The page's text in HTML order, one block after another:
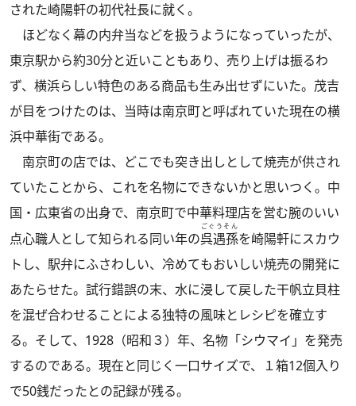
された崎陽軒の初代社長に就く。
ほどなく幕の内弁当などを扱うようになっていったが、
東京駅から約30分と近いこともあり、売り上げは振るわ
ず、横浜らしい特色のある商品も生み出せずにいた。茂吉
が目をつけたのは、当時は南京町と呼ばれていた現在の横
浜中華街である。
南京町の店では、どこでも突き出しとして焼売が供され
ていたことから、これを名物にできないかと思いつく。中
国・広東省の出身で、南京町で中華料理店を営む腕のいい
点心職人として知られる同い年の呉遇孫
ごぐうそん
を崎陽軒にスカウ
トし、駅弁にふさわしい、冷めてもおいしい焼売の開発に
あたらせた。試行錯誤の末、水に浸して戻した干帆立貝柱
を混ぜ合わせることによる独特の風味とレシピを確立す
る。そして、1928（昭和３）年、名物「シウマイ」を発売
するのである。現在と同じく一口サイズで、１箱12個入り
で50銭だったとの記録が残る。